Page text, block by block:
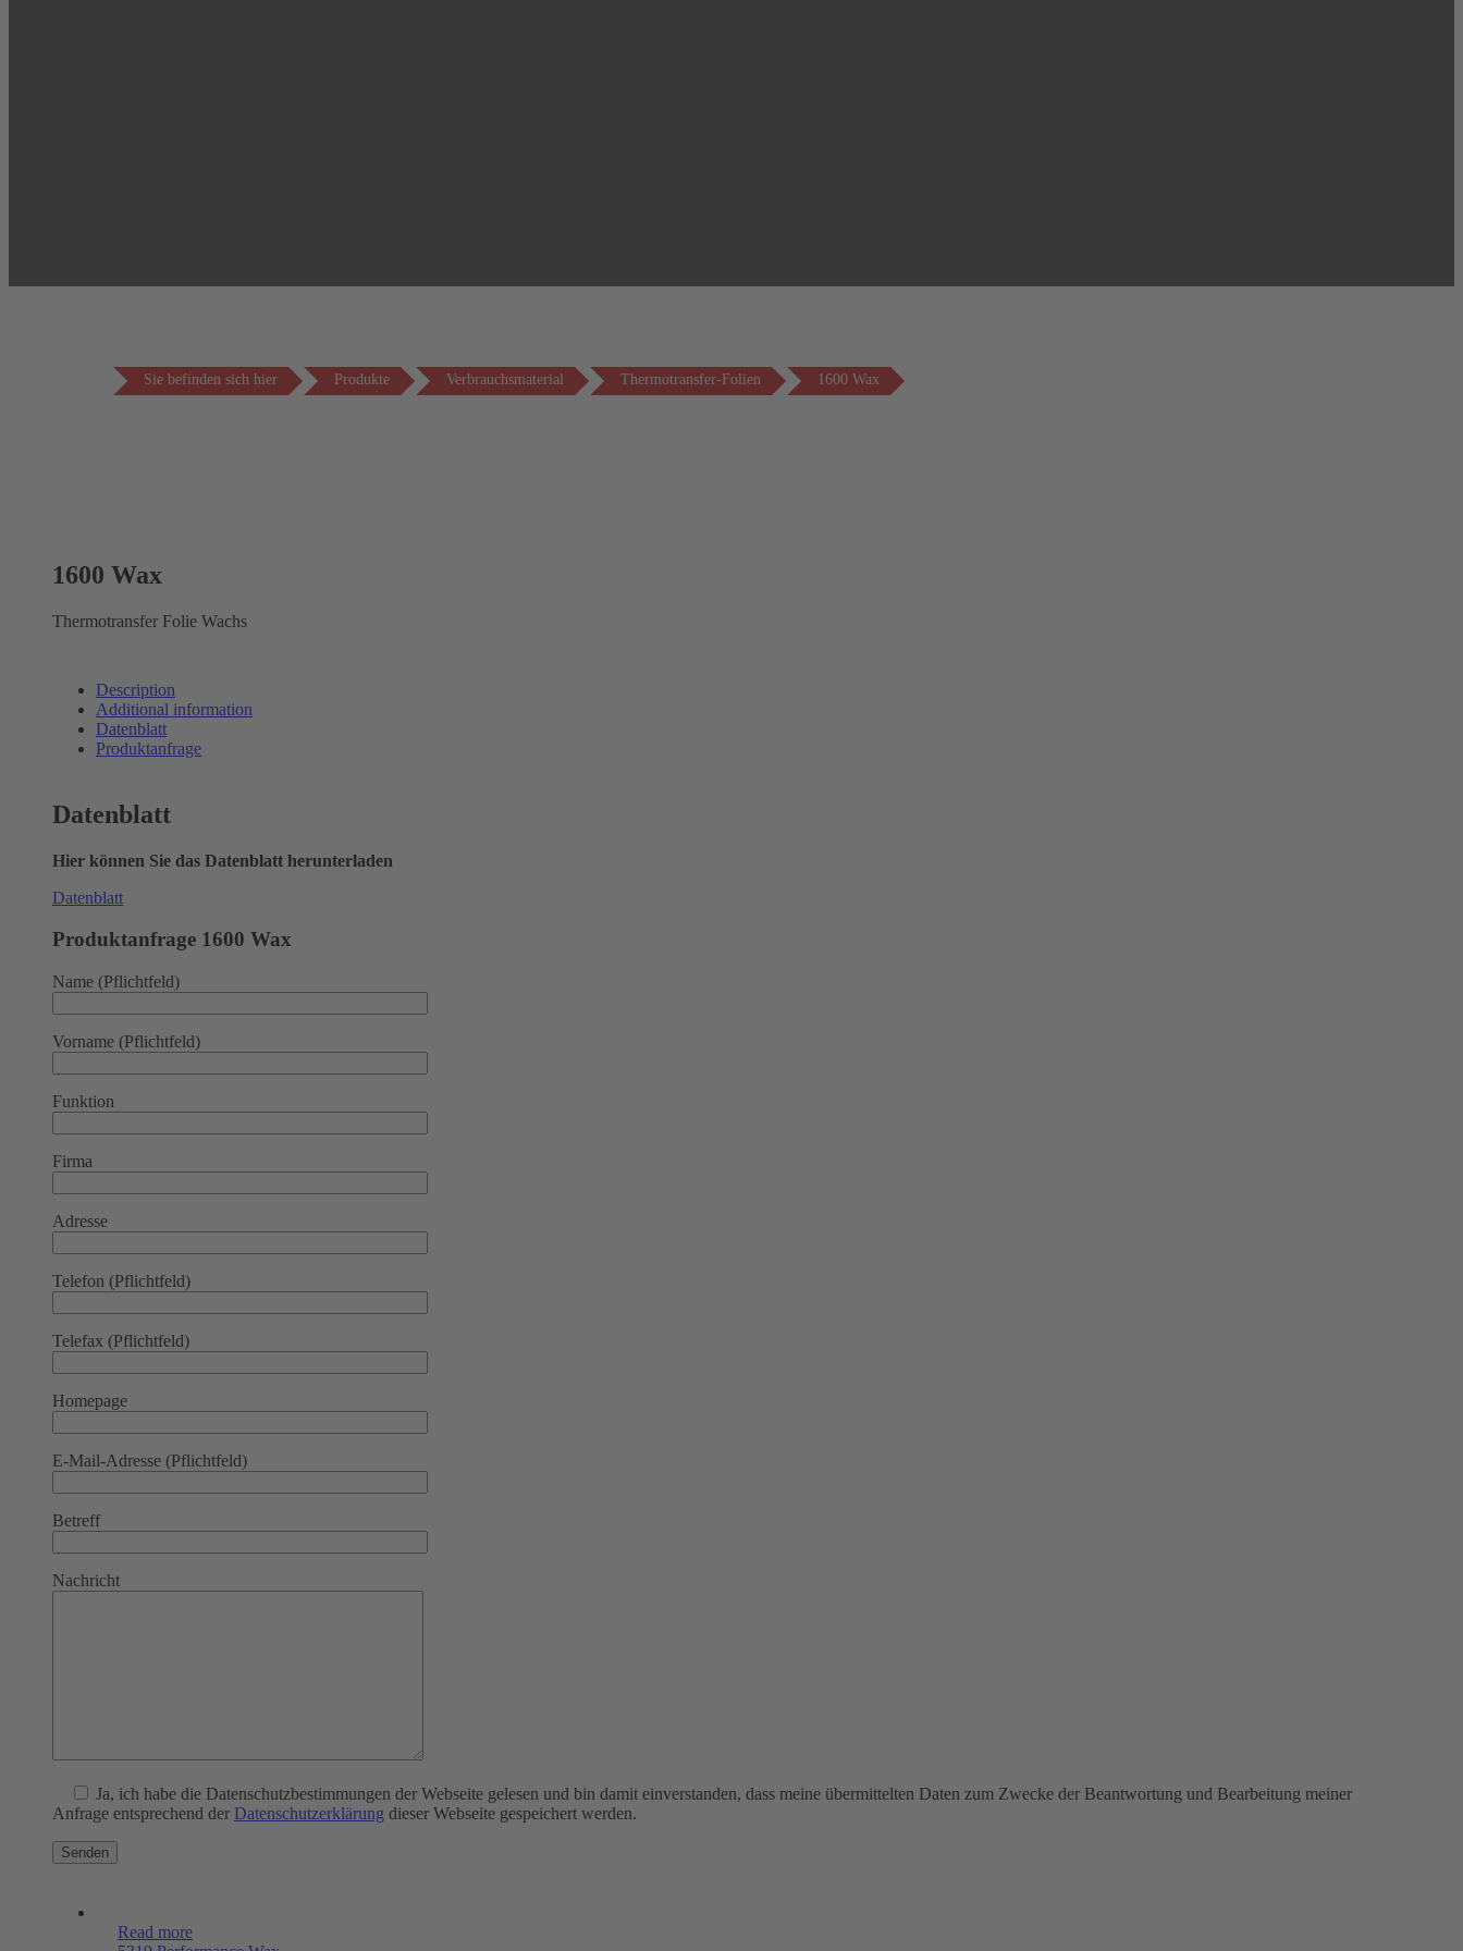
Sie befinden sich hier Produkte Verbrauchsmaterial Thermotransfer-Folien 1600 Wax
1600 Wax
Thermotransfer Folie Wachs
Description
Additional information
Datenblatt
Produktanfrage
Datenblatt
Hier können Sie das Datenblatt herunterladen
Datenblatt
Produktanfrage 1600 Wax
Name (Pflichtfeld)
Vorname (Pflichtfeld)
Funktion
Firma
Adresse
Telefon (Pflichtfeld)
Telefax (Pflichtfeld)
Homepage
E-Mail-Adresse (Pflichtfeld)
Betreff
Nachricht
Ja, ich habe die Datenschutzbestimmungen der Webseite gelesen und bin damit einverstanden, dass meine übermittelten Daten zum Zwecke der Beantwortung und Bearbeitung meiner
Anfrage entsprechend der Datenschutzerklärung dieser Webseite gespeichert werden.
Read more